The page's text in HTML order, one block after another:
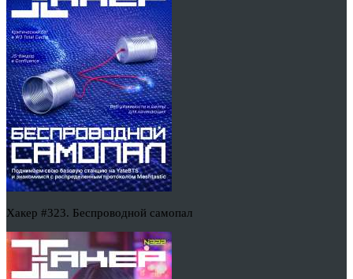
Хакер #323. Беспроводной самопал